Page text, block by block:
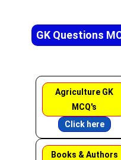
GK Questions
Agriculture GK
MCQ's
Click here
Books & Authors